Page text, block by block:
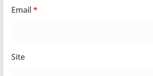
Email*
Site